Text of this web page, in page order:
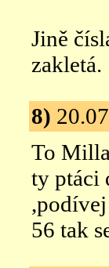
Jině
zakletá.
8)
To
ty ptáci
56 tak